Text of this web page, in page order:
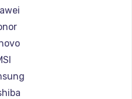
Maibenben
Getac
Epson
Philips
LG
Panasonic